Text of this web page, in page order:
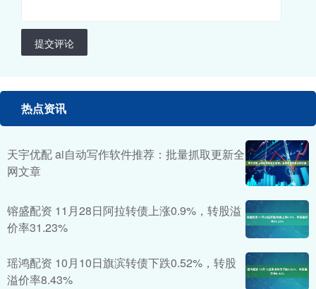
提交评论
热点资讯
天宇优配 ai自动写作软件推荐：批量抓取更新全
网文章
镕盛配资 11月28日阿拉转债上涨0.9%，转股溢
价率31.23%
瑶鸿配资 10月10日旗滨转债下跌0.52%，转股
溢价率8.43%